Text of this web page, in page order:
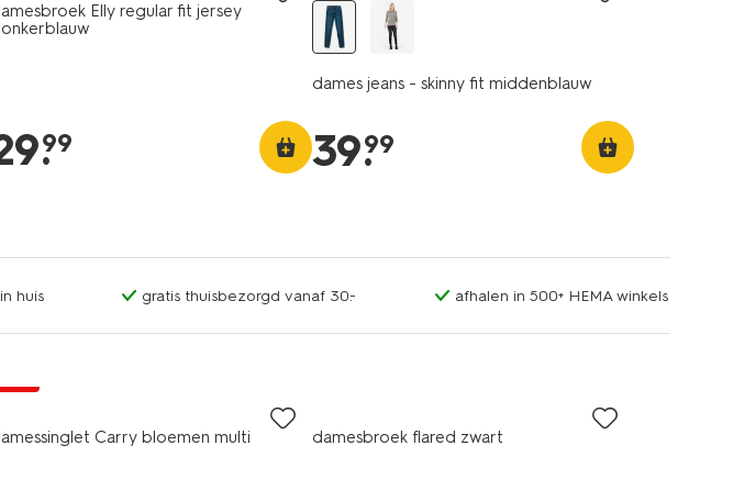
Elly regular fit jersey
.
99
dames jeans - skinny fit middenblauw
39.
99
huis gratis thuisbezorgd vanaf 30.- afhalen in 500+ HEMA winkels
Carry bloemen multi damesbroek flared zwart